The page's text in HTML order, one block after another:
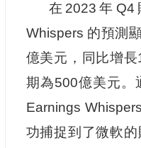
在2023年Q4
Whispers 的預測
億美元，同比增
期為500億美元。
Earnings
功捕捉到了微軟